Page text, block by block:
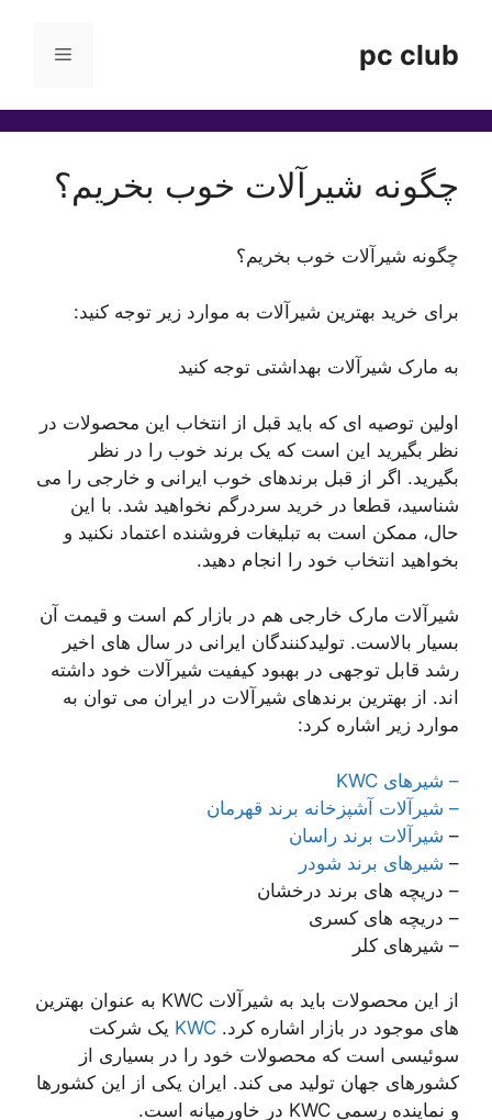
محتواpc club فهرست
چگونه شیرآلات خوب بخریم؟
چگونه شیرآلات خوب بخریم؟
برای خرید بهترین شیرآلات به موارد زیر توجه کنید:
به مارک شیرآلات بهداشتی توجه کنید
اولین توصیه ای که باید قبل از انتخاب این محصولات در
نظر بگیرید این است که یک برند خوب را در نظر
بگیرید. اگر از قبل برندهای خوب ایرانی و خارجی را می
شناسید، قطعا در خرید سردرگم نخواهید شد. با این
حال، ممکن است به تبلیغات فروشنده اعتماد نکنید و
بخواهید انتخاب خود را انجام دهید.
شیرآلات مارک خارجی هم در بازار کم است و قیمت آن
بسیار بالاست. تولیدکنندگان ایرانی در سال های اخیر
رشد قابل توجهی در بهبود کیفیت شیرآلات خود داشته
اند. از بهترین برندهای شیرآلات در ایران می توان به
موارد زیر اشاره کرد:
– شیرهای KWC
– شیرآلات آشپزخانه برند قهرمان
– شیرآلات برند راسان
– شیرهای برند شودر
– دریچه های برند درخشان
– دریچه های کسری
– شیرهای کلر
از این محصولات باید به شیرآلات KWC به عنوان بهترین
های موجود در بازار اشاره کرد. KWC یک شرکت
سوئیسی است که محصولات خود را در بسیاری از
کشورهای جهان تولید می کند. ایران یکی از این کشورها
و نماینده رسمی KWC در خاورمیانه است.